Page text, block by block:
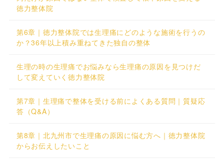
徳力整体院
第6章｜徳力整体院では生理痛にどのような施術を行うの
か？36年以上積み重ねてきた独自の整体
生理の時の生理痛でお悩みなら生理痛の原因を見つけだ
して変えていく徳力整体院
第7章｜生理痛で整体を受ける前によくある質問｜質疑応
答（Q&A）
第8章｜北九州市で生理痛の原因に悩む方へ｜徳力整体院
からお伝えしたいこと